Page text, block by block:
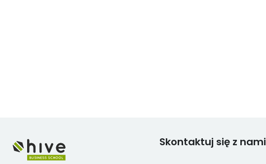
Skontaktuj się z nami